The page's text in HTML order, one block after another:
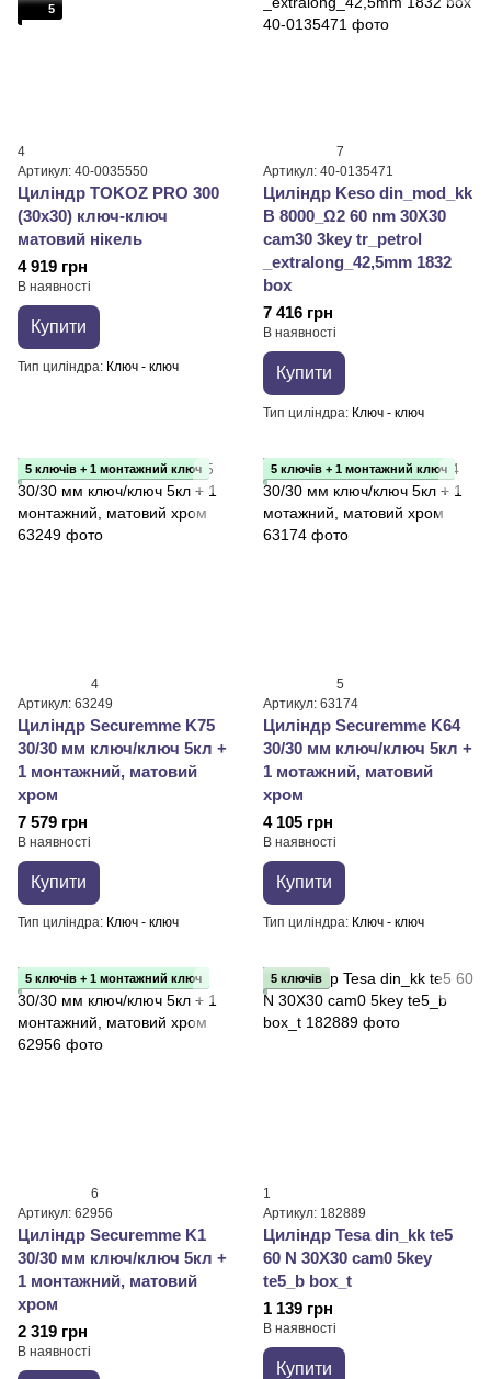
5
4
Артикул: 40-0035550
Циліндр TOKOZ PRO 300
(30x30) ключ-ключ
матовий нікель
4 919 грн
В наявності
Купити
Тип циліндра Ключ - ключ
7
Артикул: 40-0135471
Циліндр Keso din_mod_kk
B 8000_Ω2 60 nm 30X30
cam30 3key tr_petrol
_extralong_42,5mm 1832
box
7 416 грн
В наявності
Купити
Тип циліндра Ключ - ключ
5 ключів + 1 монтажний ключ
4
Артикул: 63249
Циліндр Securemme K75
30/30 мм ключ/ключ 5кл +
1 монтажний, матовий
хром
7 579 грн
В наявності
Купити
Тип циліндра Ключ - ключ
5 ключів + 1 монтажний ключ
5
Артикул: 63174
Циліндр Securemme K64
30/30 мм ключ/ключ 5кл +
1 мотажний, матовий
хром
4 105 грн
В наявності
Купити
Тип циліндра Ключ - ключ
5 ключів + 1 монтажний ключ
6
Артикул: 62956
Циліндр Securemme K1
30/30 мм ключ/ключ 5кл +
1 монтажний, матовий
хром
2 319 грн
В наявності
5 ключів
1
Артикул: 182889
Циліндр Tesa din_kk te5
60 N 30X30 cam0 5key
te5_b box_t
1 139 грн
В наявності
Купити